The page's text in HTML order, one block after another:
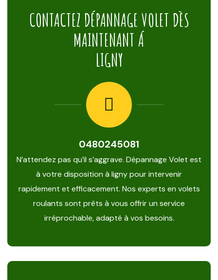
CONTACTEZ DÉPANNAGE VOLET DÈS
MAINTENANT Á
LIGNY
0480245081
N’attendez pas qu’il s’aggrave. Dépannage Volet est
à votre disposition à ligny pour intervenir
rapidement et efficacement. Nos experts en volets
roulants sont prêts à vous offrir un service
irréprochable, adapté à vos besoins.